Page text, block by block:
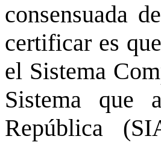
consensuada
certificar es
el Sistema
Sistema que
República